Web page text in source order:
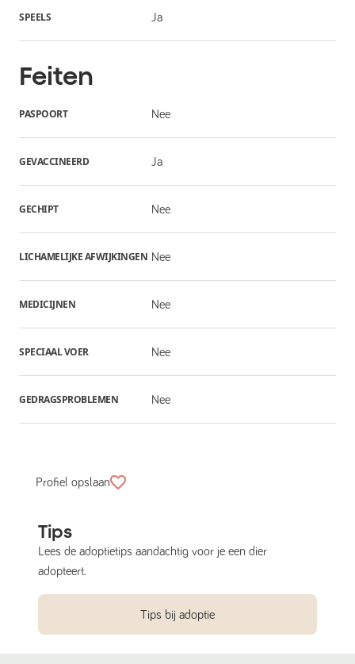
SPEELS Ja
Feiten
PASPOORT Nee
GEVACCINEERD Ja
GECHIPT Nee
LICHAMELIJKE AFWIJKINGEN Nee
MEDICIJNEN Nee
SPECIAAL VOER Nee
GEDRAGSPROBLEMEN Nee
Profiel opslaan
Tips
Lees de adoptietips aandachtig voor je een dier
adopteert.
Tips bij adoptie